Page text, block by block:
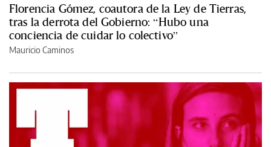
Florencia Gómez, coautora de la Ley de Tierras,
tras la derrota del Gobierno: “Hubo una
conciencia de cuidar lo colectivo”
Mauricio Caminos